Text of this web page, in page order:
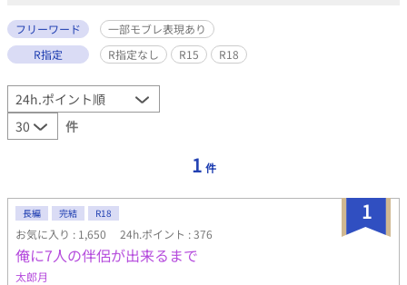
フリーワード
一部モブレ表現あり
R指定
R指定なし R15 R18
件
1 件
1
長編 完結 R18
お気に入り : 1,650 24h.ポイント : 376
俺に7人の伴侶が出来るまで
太郎月